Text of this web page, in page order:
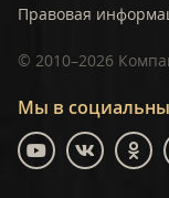
Мы в
Правовая
© 2010–2026